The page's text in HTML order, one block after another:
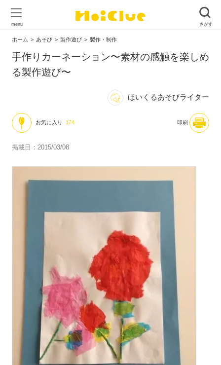
ホーム あそび 製作遊び 製作・制作
手作りカーネーション〜素材の感触を楽しめ
る製作遊び〜
ほいくるあそびライター
お気に入り 174 印刷
掲載日：2015/03/08